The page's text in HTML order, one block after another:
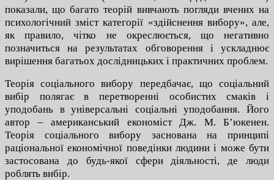
показали, що багато теорій вивчають погляди вчених на
психологічний зміст категорії «здійснення вибору», але,
як правило, чітко не окреслюється, що негативно
позначиться на результатах обговорення і ускладнює
вирішення багатьох дослідницьких і практичних проблем.
Теорія соціального вибору передбачає, що соціальний
вибір полягає в перетворенні особистих смаків і
уподобань в універсальні соціальні уподобання. Його
автор – американський економіст Дж. М. Б’юкенен.
Теорія соціального вибору заснована на принципі
раціональної економічної поведінки людини і може бути
застосована до будь-якої сфери діяльності, де люди
роблять вибір.